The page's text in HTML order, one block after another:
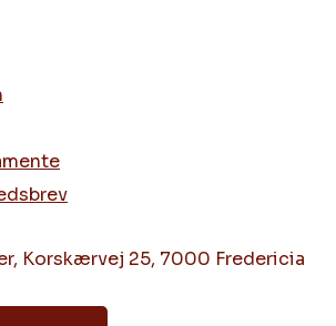
Korskærvej 25, 7000 Fredericia